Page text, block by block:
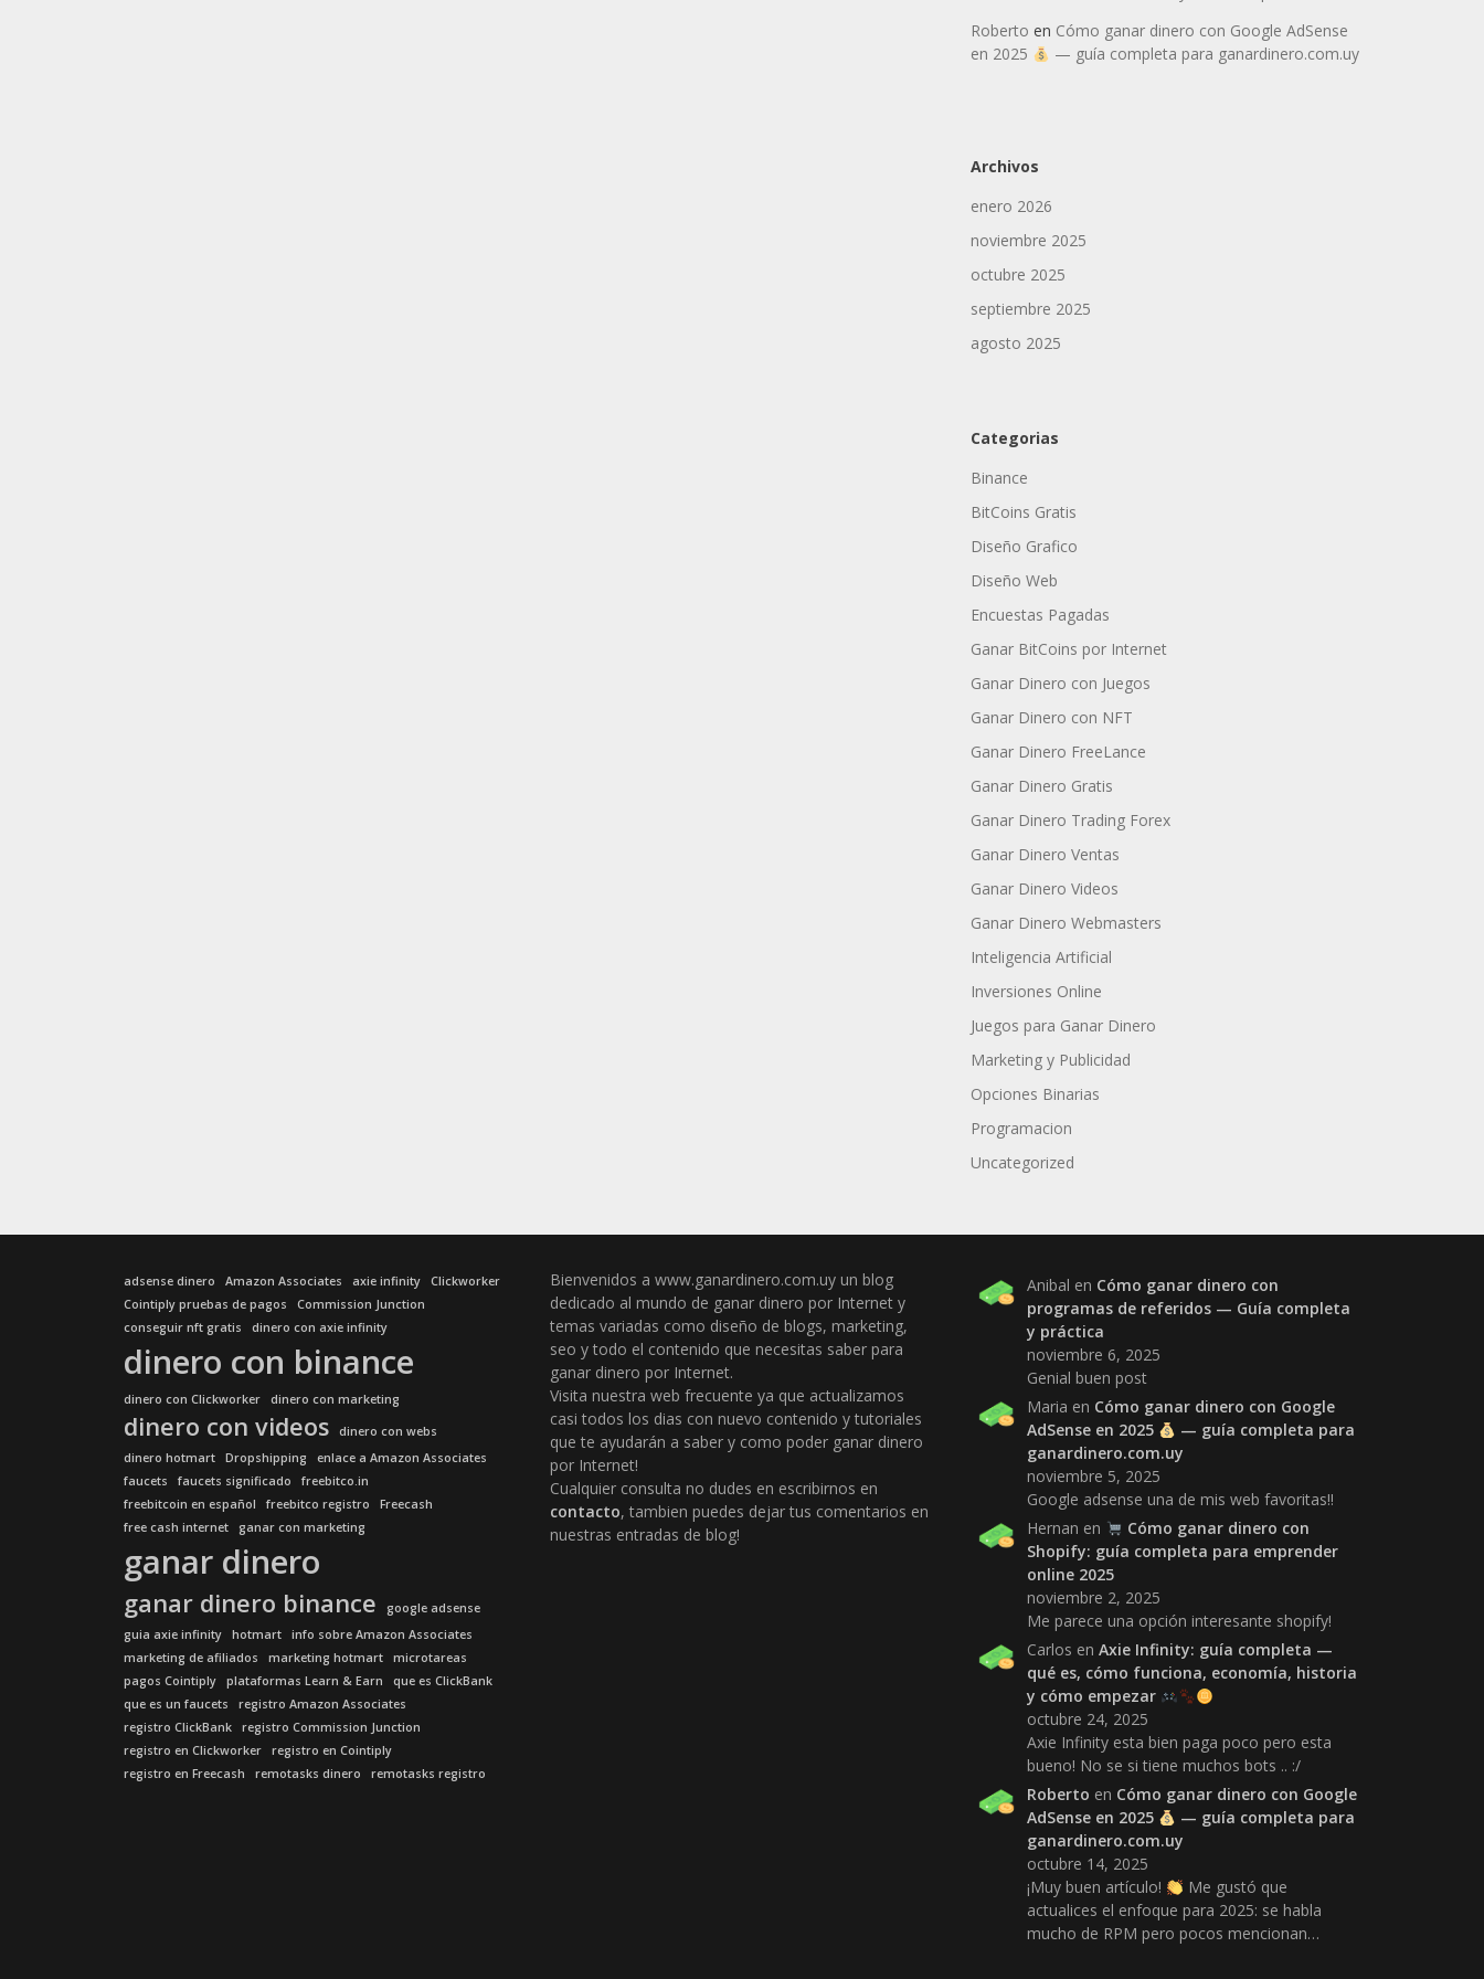
Roberto en Cómo ganar dinero con Google AdSense
en 2025
— guía completa para ganardinero.com.uy
Archivos
enero 2026
noviembre 2025
octubre 2025
septiembre 2025
agosto 2025
Categorias
Binance
BitCoins Gratis
Diseño Grafico
Diseño Web
Encuestas Pagadas
Ganar BitCoins por Internet
Ganar Dinero con Juegos
Ganar Dinero con NFT
Ganar Dinero FreeLance
Ganar Dinero Gratis
Ganar Dinero Trading Forex
Ganar Dinero Ventas
Ganar Dinero Videos
Ganar Dinero Webmasters
Inteligencia Artificial
Inversiones Online
Juegos para Ganar Dinero
Marketing y Publicidad
Opciones Binarias
Programacion
Uncategorized
adsense dinero Amazon Associates axie infinity
Clickworker
Cointiply pruebas de pagos
Commission Junction
conseguir nft gratis
dinero con axie infinity
dinero con binance
dinero con Clickworker dinero con marketing
dinero con videos
dinero con webs
dinero hotmart
Dropshipping
enlace a Amazon Associates
faucets
faucets significado
freebitco.in
freebitcoin en español
freebitco registro
Freecash
free cash internet
ganar con marketing
ganar dinero
ganar dinero binance
google adsense
guia axie infinity
hotmart
info sobre Amazon Associates
marketing de afiliados
marketing hotmart
microtareas
pagos Cointiply
plataformas Learn & Earn
que es ClickBank
que es un faucets
registro Amazon Associates
registro ClickBank
registro Commission Junction
registro en Clickworker
registro en Cointiply
registro en Freecash
remotasks dinero remotasks registro
Bienvenidos a www.ganardinero.com.uy un blog
dedicado al mundo de ganar dinero por Internet y
temas variadas como diseño de blogs, marketing,
seo y todo el contenido que necesitas saber para
ganar dinero por Internet.
Visita nuestra web frecuente ya que actualizamos
casi todos los dias con nuevo contenido y tutoriales
que te ayudarán a saber y como poder ganar dinero
por Internet!
Cualquier consulta no dudes en escribirnos en
contacto, tambien puedes dejar tus comentarios en
nuestras entradas de blog!
Anibal en Cómo ganar dinero con
programas de referidos — Guía completa
y práctica
noviembre 6, 2025
Genial buen post
Maria en Cómo ganar dinero con Google
AdSense en 2025
— guía completa para
ganardinero.com.uy
noviembre 5, 2025
Google adsense una de mis web favoritas!!
Hernan en
Cómo ganar dinero con
Shopify: guía completa para emprender
online 2025
noviembre 2, 2025
Me parece una opción interesante shopify!
Carlos enAxie Infinity: guía completa —
qué es, cómo funciona, economía, historia
y cómo empezar
octubre 24, 2025
Axie Infinity esta bien paga poco pero esta
bueno! No se si tiene muchos bots .. :/
Roberto en Cómo ganar dinero con Google
AdSense en 2025
— guía completa para
ganardinero.com.uy
octubre 14, 2025
¡Muy buen artículo!
Me gustó que
actualices el enfoque para 2025: se habla
mucho de RPM pero pocos mencionan…